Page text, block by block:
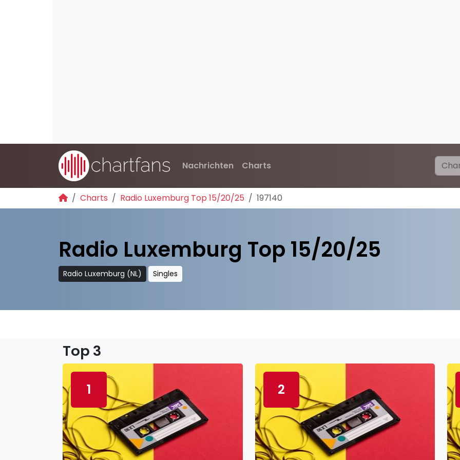
Nachrichten Charts
Charts Radio Luxemburg Top 15/20/25 197140
Radio Luxemburg Top 15/20/25
Radio Luxemburg (NL) Singles
Top 3
1 2